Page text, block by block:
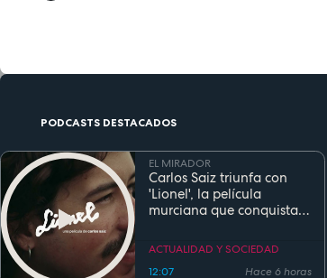
PODCASTS DESTACADOS
EL MIRADOR
Carlos Saiz triunfa con
'Lionel', la película
murciana que conquista
estreno
ACTUALIDAD Y SOCIEDAD
12:07
Hace 6 horas